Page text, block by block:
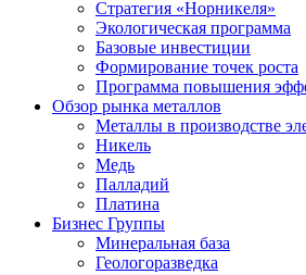
Стратегия «Норникеля»
Экологическая программа
Базовые инвестиции
Формирование точек роста
Программа повышения
Обзор рынка металлов
Металлы в производстве
Никель
Медь
Палладий
Платина
Бизнес Группы
Минеральная база
Геологоразведка